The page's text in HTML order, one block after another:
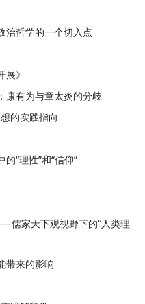
哲学的一个切入点
》
康有为与章太炎的分歧
的实践指向
“理性”和“信仰”
儒家天下观视野下的“人类理
带来的影响